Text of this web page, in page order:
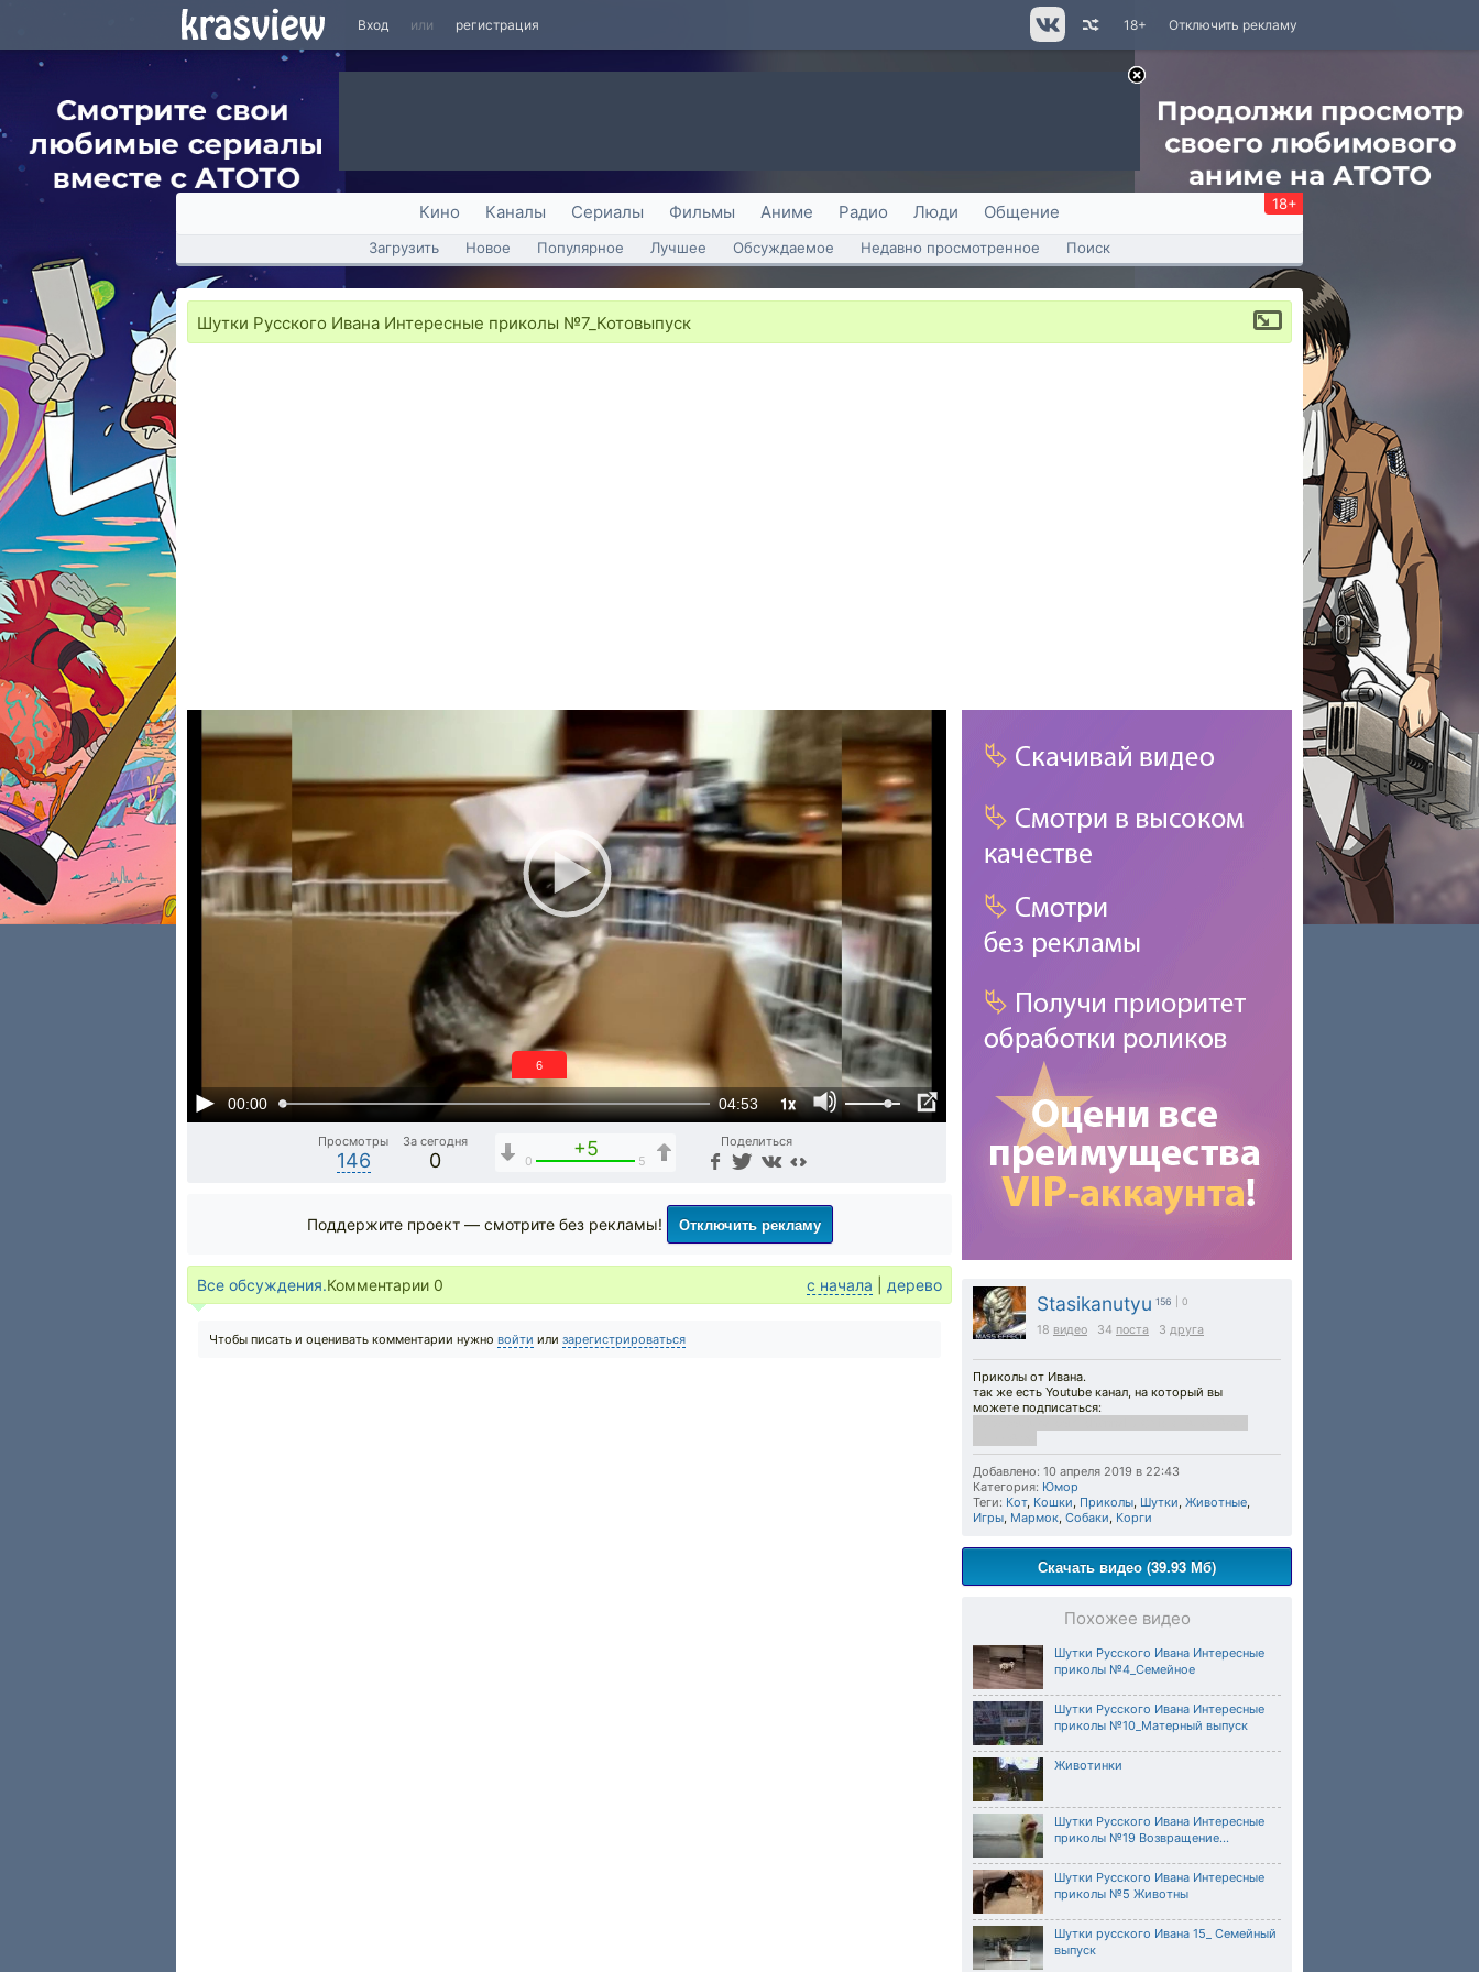
Вход или регистрация Отключить рекламу
18+
Кино Каналы Сериалы Фильмы Аниме Радио Люди Общение 18+
Загрузить Новое Популярное Лучшее Обсуждаемое Недавно просмотренное Поиск
Шутки Русского Ивана Интересные приколы №7_Котовыпуск
00:00 04:53 1x
5
Просмотры
146
За сегодня
0
+5
0 5
Поделиться
Stasikanutyu 156 | 0
18 видео 34 поста 3 друга
Приколы от Ивана.
так же есть Youtube канал, на который вы
можете подписаться:
Добавлено: 10 апреля 2019 в 22:43
Категория: Юмор
Теги: Кот, Кошки, Приколы, Шутки, Животные,
Игры, Мармок, Собаки, Корги
Скачать видео (39.93 Мб)
Похожее видео
Шутки Русского Ивана Интересные
приколы №4_Семейное
Шутки Русского Ивана Интересные
приколы №10_Матерный выпуск
Животинки
Шутки Русского Ивана Интересные
приколы №19 Возвращение...
Шутки Русского Ивана Интересные
приколы №5 Животны
Шутки русского Ивана 15_ Семейный
выпуск
Поддержите проект — смотрите без рекламы! Отключить рекламу
Все обсуждения.Комментарии 0 с начала дерево
Чтобы писать и оценивать комментарии нужно войти или зарегистрироваться